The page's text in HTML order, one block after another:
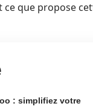
ce que propose
: simplifiez votre